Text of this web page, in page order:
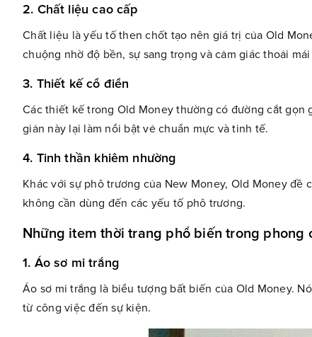
2. Chất liệu cao cấp
Chất liệu là yếu tố then chốt tạo nên giá trị của Old
chuộng nhờ độ bền, sự sang trọng và cảm giác thoải
3. Thiết kế cổ điển
Các thiết kế trong Old Money thường có đường cắt gọn
giản này lại làm nổi bật vẻ chuẩn mực và tinh tế.
4. Tinh thần khiêm nhường
Khác với sự phô trương của New Money, Old Money
không cần dùng đến các yếu tố phô trương.
Những item thời trang phổ biến trong phong
1. Áo sơ mi trắng
Áo sơ mi trắng là biểu tượng bất biến của Old Money.
từ công việc đến sự kiện.